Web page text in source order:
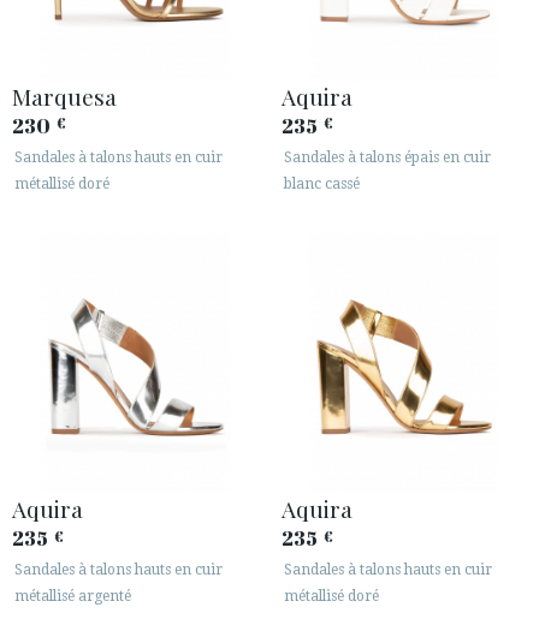
Marquesa
230 €
Sandales à talons hauts en cuir
métallisé doré
Aquira
235 €
Sandales à talons épais en cuir
blanc cassé
Aquira
235 €
Sandales à talons hauts en cuir
métallisé argenté
Aquira
235 €
Sandales à talons hauts en cuir
métallisé doré